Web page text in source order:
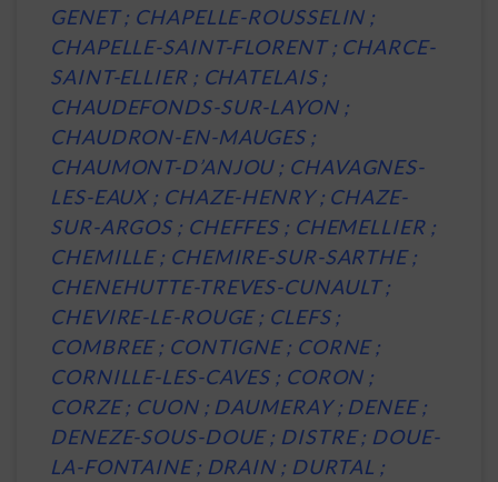
GENET ; CHAPELLE-ROUSSELIN ;
CHAPELLE-SAINT-FLORENT ; CHARCE-
SAINT-ELLIER ; CHATELAIS ;
CHAUDEFONDS-SUR-LAYON ;
CHAUDRON-EN-MAUGES ;
CHAUMONT-D’ANJOU ; CHAVAGNES-
LES-EAUX ; CHAZE-HENRY ; CHAZE-
SUR-ARGOS ; CHEFFES ; CHEMELLIER ;
CHEMILLE ; CHEMIRE-SUR-SARTHE ;
CHENEHUTTE-TREVES-CUNAULT ;
CHEVIRE-LE-ROUGE ; CLEFS ;
COMBREE ; CONTIGNE ; CORNE ;
CORNILLE-LES-CAVES ; CORON ;
CORZE ; CUON ; DAUMERAY ; DENEE ;
DENEZE-SOUS-DOUE ; DISTRE ; DOUE-
LA-FONTAINE ; DRAIN ; DURTAL ;